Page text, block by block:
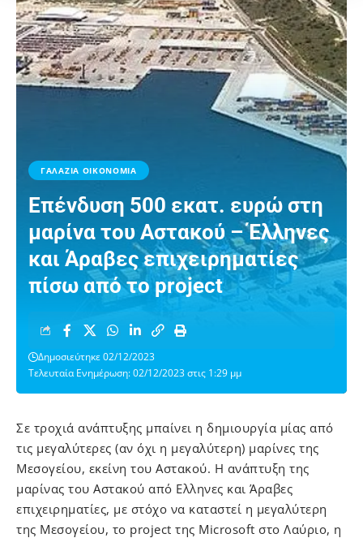
ΓΑΛΑΖΙΑ ΟΙΚΟΝΟΜΙΑ
Επένδυση 500 εκατ. ευρώ στη
μαρίνα του Αστακού – Έλληνες
και Άραβες επιχειρηματίες
πίσω από το project
Τελευταία Ενημέρωση: 02/12/2023 στις 1:29 μμ
Δημοσιεύτηκε 02/12/2023
Σε τροχιά ανάπτυξης μπαίνει η δημιουργία μίας από
τις μεγαλύτερες (αν όχι η μεγαλύτερη) μαρίνες της
Μεσογείου, εκείνη του Αστακού. Η ανάπτυξη της
μαρίνας του Αστακού από Eλληνες και Άραβες
επιχειρηματίες, με στόχο να καταστεί η μεγαλύτερη
της Μεσογείου, το project της Microsoft στο Λαύριο, η